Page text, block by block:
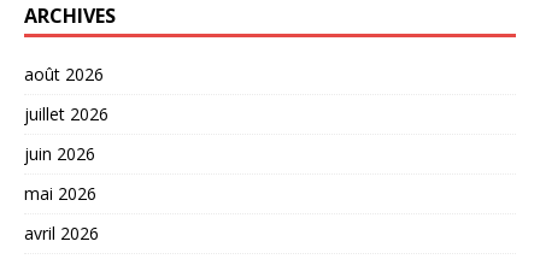
ARCHIVES
août 2026
juillet 2026
juin 2026
mai 2026
avril 2026